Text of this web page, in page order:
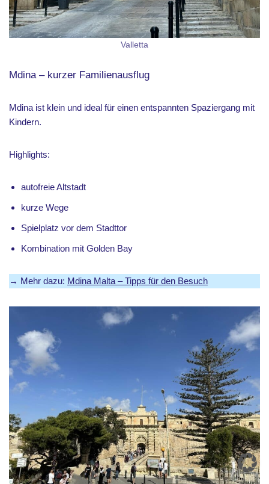
Valletta
Mdina – kurzer Familienausflug
Mdina ist klein und ideal für einen entspannten Spaziergang mit
Kindern.
Highlights:
autofreie Altstadt
kurze Wege
Spielplatz vor dem Stadttor
Kombination mit Golden Bay
→ Mehr dazu: Mdina Malta – Tipps für den Besuch